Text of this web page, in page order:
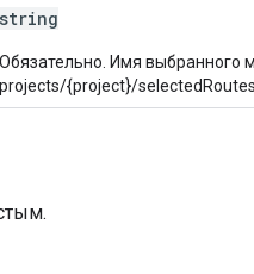
string
Обязательно. Имя выбранного
projects/{project}/